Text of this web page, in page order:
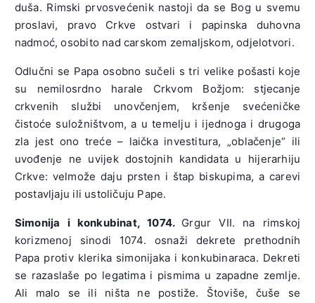
duša. Rimski prvosvećenik nastoji da se Bog u svemu
proslavi, pravo Crkve ostvari i papinska duhovna
nadmoć, osobito nad carskom zemaljskom, odjelotvori.
Odlučni se Papa osobno sučeli s tri velike pošasti koje
su nemilosrdno harale Crkvom Božjom: stjecanje
crkvenih službi unovčenjem, kršenje svećeničke
čistoće suložništvom, a u temelju i ijednoga i drugoga
zla jest ono treće – laička investitura, „oblačenje“ ili
uvođenje ne uvijek dostojnih kandidata u hijerarhiju
Crkve: velmože daju prsten i štap biskupima, a carevi
postavljaju ili ustoličuju Pape.
Simonija i konkubinat, 1074. Grgur VII. na rimskoj
korizmenoj sinodi 1074. osnaži dekrete prethodnih
Papa protiv klerika simonijaka i konkubinaraca. Dekreti
se razaslaše po legatima i pismima u zapadne zemlje.
Ali malo se ili ništa ne postiže. Štoviše, čuše se